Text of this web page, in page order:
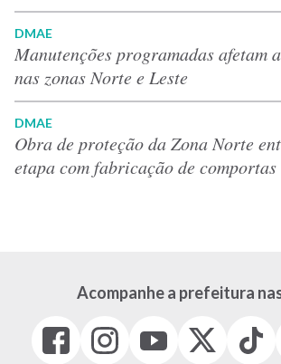
DMAE
Manutenções programadas afetam
nas zonas Norte e Leste
DMAE
Obra de proteção da Zona Norte
etapa com fabricação de comportas
Acompanhe a prefeitura
Facebook
(link
Instagram
(link
(link
(Antigo
Tiktok
(link